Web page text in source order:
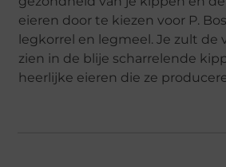
eieren door te kiezen voor P.
legkorrel en legmeel. Je zult de
zien in de blije scharrelende
heerlijke eieren die ze